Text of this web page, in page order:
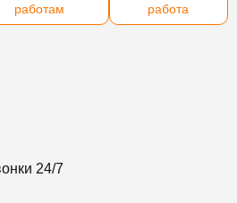
работам
работа
24/7